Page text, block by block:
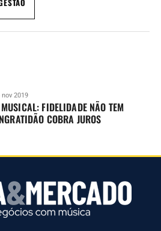
nov 2019
FIDELIDADE NÃO TEM
COBRA JUROS